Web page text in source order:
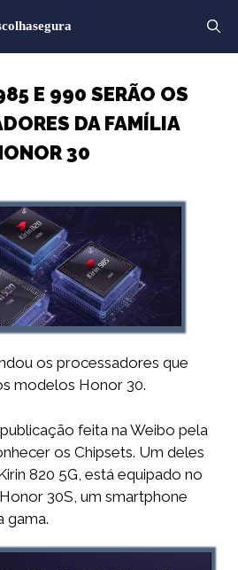
E 990 SERÃO OS
DA FAMÍLIA
30
os processadores que
modelos Honor 30.
feita na Weibo pela
os Chipsets. Um deles
820 5G, está equipado no
30S, um smartphone
gama.